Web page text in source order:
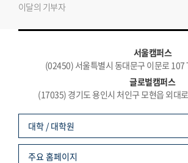
이달의 기부자
서울캠퍼스
(02450) 서울특별시 동대문구 이문로
글로벌캠퍼스
(17035) 경기도 용인시 처인구 모현읍 외대
대학 / 대학원
주요 홈페이지